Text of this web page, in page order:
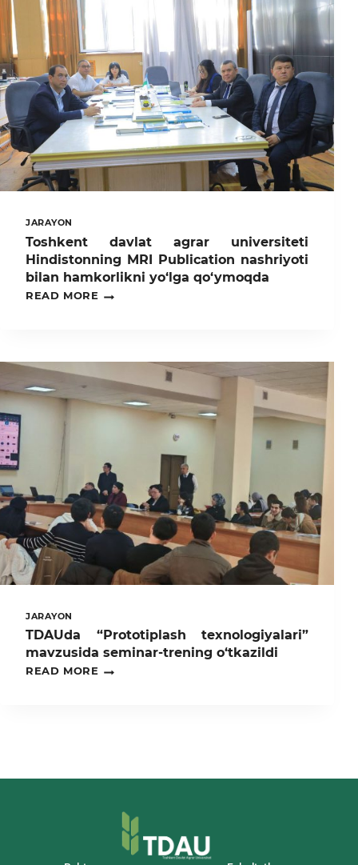
K.I.
SKRYABIN
NOMIDAGI
QIRG‘IZ
MILLIY
AGRAR
UNIVERSITETIDAN
1
SEMESTR
UCHUN
KELGAN
TALABALAR
O‘QUV
JARAYONLARIDA
ETISHMOQDA
JARAYON
Toshkent davlat agrar universiteti
Hindistonning MRI Publication nashriyoti
bilan hamkorlikni yo‘lga qo‘ymoqda
READ MORE
TOSHKENT
MRI
PUBLICATION
NASHRIYOTI
BILAN
JARAYON
TDAUda “Prototiplash texnologiyalari”
mavzusida seminar-trening o‘tkazildi
READ MORE
TDAUDA